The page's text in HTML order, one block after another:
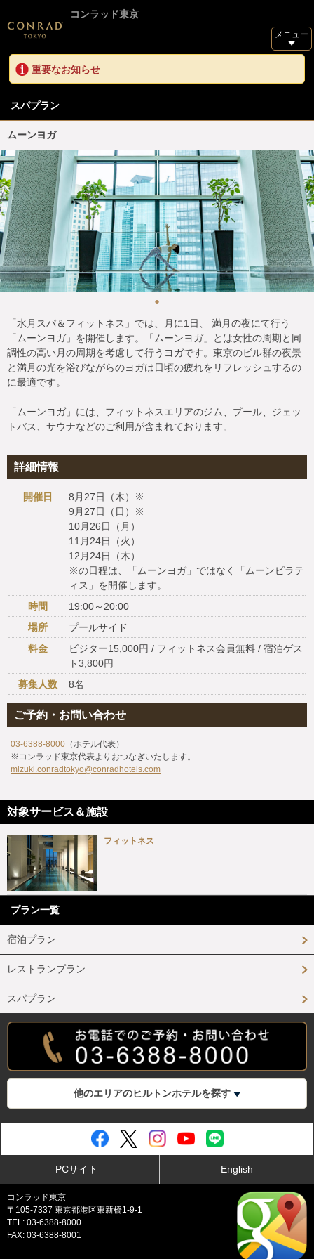
コンラッド東京
メニュー
重要なお知らせ
スパプラン
ムーンヨガ
「水月スパ＆フィットネス」では、月に1日、 満月の夜にて行う
「ムーンヨガ」を開催します。「ムーンヨガ」とは女性の周期と同
調性の高い月の周期を考慮して行うヨガです。東京のビル群の夜景
と満月の光を浴びながらのヨガは日頃の疲れをリフレッシュするの
に最適です。
「ムーンヨガ」には、フィットネスエリアのジム、プール、ジェッ
トバス、サウナなどのご利用が含まれております。
詳細情報
開催日
8月27日（木）※
9月27日（日）※
10月26日（月）
11月24日（火）
12月24日（木）
※の日程は、「ムーンヨガ」ではなく「ムーンピラテ
ィス」を開催します。
時間
19:00～20:00
場所
プールサイド
料金
ビジター15,000円 / フィットネス会員無料 / 宿泊ゲス
ト3,800円
募集人数
8名
ご予約・お問い合わせ
03-6388-8000 （ホテル代表）
※コンラッド東京代表よりおつなぎいたします。
mizuki.conradtokyo@conradhotels.com
対象サービス＆施設
フィットネス
プラン一覧
宿泊プラン
レストランプラン
スパプラン
他のエリアのヒルトンホテルを探す
PCサイト English
コンラッド東京
〒105-7337 東京都港区東新橋1-9-1
TEL: 03-6388-8000
FAX: 03-6388-8001